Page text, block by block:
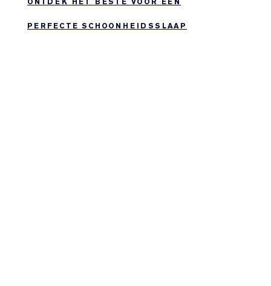
ONTDEK HET BESTE VOOR EEN
PERFECTE SCHOONHEIDSSLAAP